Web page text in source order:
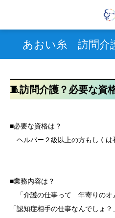
あおい糸 訪問介
🧵訪問介護？必要な資
■必要な資格は？
ヘルパー２級以上の方もしくは
■業務内容は？
「介護の仕事って 年寄りのオ
「認知症相手の仕事なんでしょ